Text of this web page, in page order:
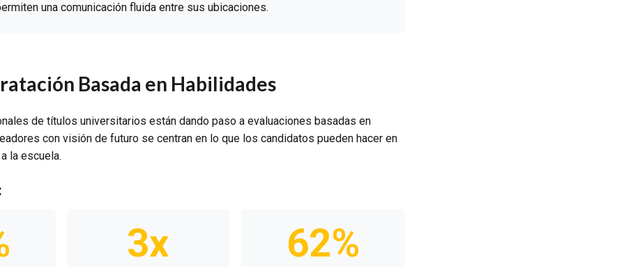
una comunicación fluida entre sus ubicaciones.
Basada en Habilidades
de títulos universitarios están dando paso a evaluaciones basadas en
con visión de futuro se centran en lo que los candidatos pueden hacer en
la escuela.
3x 62%